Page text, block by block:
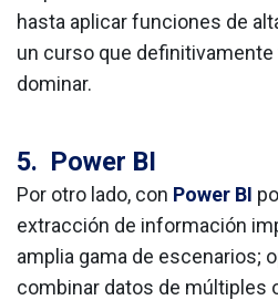
hasta aplicar funciones de
un curso que
dominar.
5. Power BI
Por otro lado, con Power BI
extracción de información
amplia gama de escenarios;
combinar datos de múltiples